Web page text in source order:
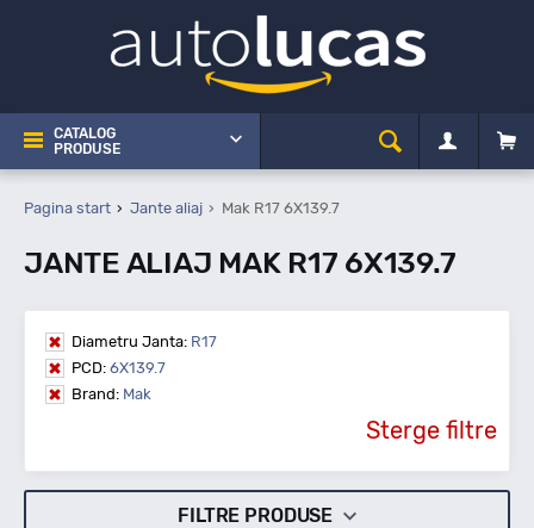
CATALOG
PRODUSE
Pagina start Jante aliaj Mak R17 6X139.7
JANTE ALIAJ MAK R17 6X139.7
Diametru Janta: R17
PCD: 6X139.7
Brand: Mak
Sterge filtre
FILTRE PRODUSE